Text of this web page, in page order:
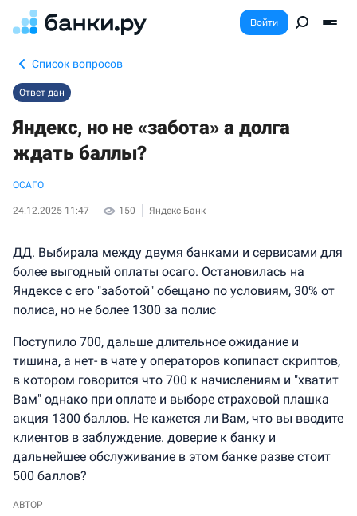
Войти
Список вопросов
Ответ дан
Яндекс, но не «забота» а долга
ждать баллы?
ОСАГО
24.12.2025 11:47 150 Яндекс Банк
ДД. Выбирала между двумя банками и сервисами для
более выгодный оплаты осаго. Остановилась на
Яндексе с его "заботой" обещано по условиям, 30% от
полиса, но не более 1300 за полис
Поступило 700, дальше длительное ожидание и
тишина, а нет- в чате у операторов копипаст скриптов,
в котором говорится что 700 к начислениям и "хватит
Вам" однако при оплате и выборе страховой плашка
акция 1300 баллов. Не кажется ли Вам, что вы вводите
клиентов в заблуждение. доверие к банку и
дальнейшее обслуживание в этом банке разве стоит
500 баллов?
АВТОР